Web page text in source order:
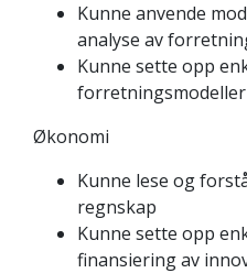
Kunne anvende
analyse av
Kunne sette opp
forretningsmodeller
Økonomi
Kunne lese og
regnskap
Kunne sette opp
finansiering av